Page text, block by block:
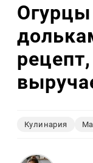
Огурцы
Кулинария